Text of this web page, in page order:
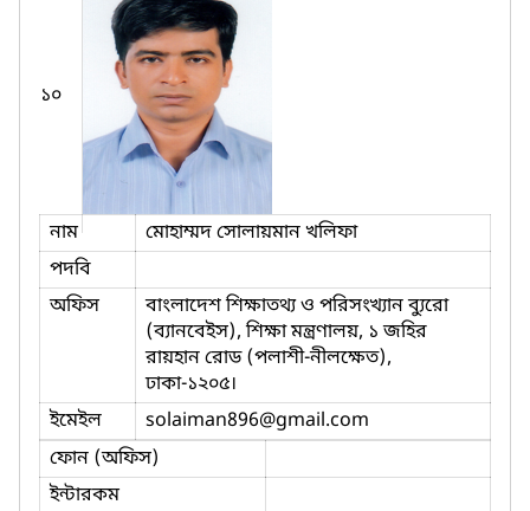
১০
নাম
মোহাম্মদ সোলায়মান খলিফা
পদবি
অফিস
বাংলাদেশ শিক্ষাতথ্য ও পরিসংখ্যান ব্যুরো
(ব্যানবেইস), শিক্ষা মন্ত্রণালয়, ১ জহির
রায়হান রোড (পলাশী-নীলক্ষেত),
ঢাকা-১২০৫।
ইমেইল
solaiman896@gmail.com
ফোন (অফিস)
ইন্টারকম